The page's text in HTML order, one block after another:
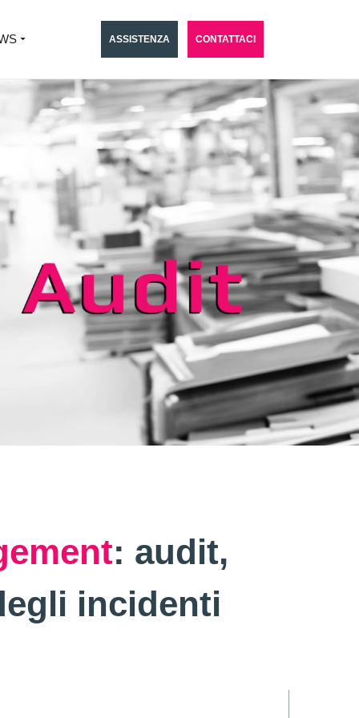
ASSISTENZA CONTATTACI
: audit,
incidenti